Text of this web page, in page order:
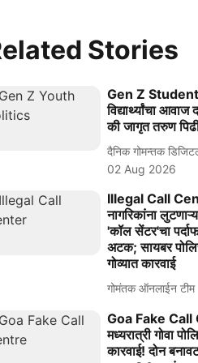
Stories
Gen Z
विद्यार्थ्यांचा आवाज
की जागृत तरुण
दैनिक गोमन्तक
02 Aug 2026
Illegal Call
नागरिकांना
'कॉल सेंटर'चा
अटक; सायबर
गोव्यात कारवाई
गोमंतक ऑनलाईन टीम
Goa Fake
मध्यरात्री गोवा
कारवाई! दोन